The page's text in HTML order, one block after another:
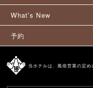
What's New
予約
当ホテルは、風俗営業の定